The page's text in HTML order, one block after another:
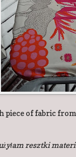
piece of fabric
resztki